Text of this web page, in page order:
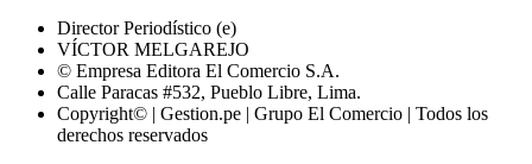
Director Periodístico (e)
VÍCTOR MELGAREJO
© Empresa Editora El Comercio S.A.
Calle Paracas #532, Pueblo Libre, Lima.
Copyright© | Gestion.pe | Grupo El Comercio | Todos los
derechos reservados